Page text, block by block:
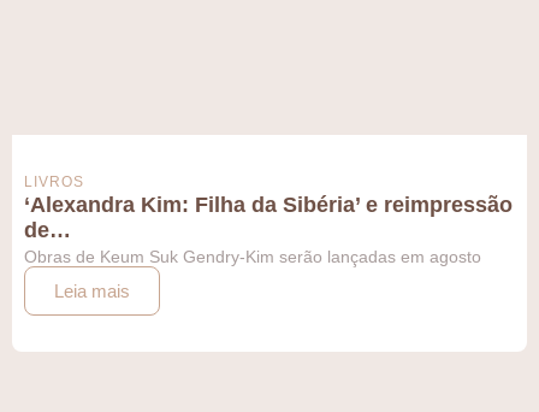
LIVROS
‘Alexandra Kim: Filha da Sibéria’ e reimpressão
de…
Obras de Keum Suk Gendry-Kim serão lançadas em agosto
Leia mais